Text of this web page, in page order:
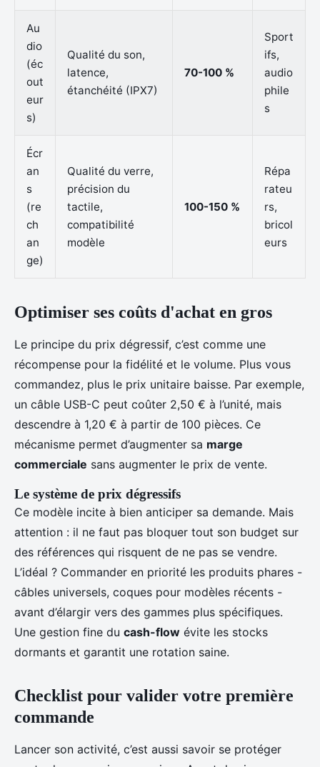
Au
dio
(éc
out
eur
s)
Qualité du son,
latence,
étanchéité (IPX7)
70-100 %
Sport
ifs,
audio
phile
s
Écr
an
s
(re
ch
an
ge)
Qualité du verre,
précision du
tactile,
compatibilité
modèle
100-150 %
Répa
rateu
rs,
bricol
eurs
Optimiser ses coûts d'achat en gros
Le principe du prix dégressif, c’est comme une
récompense pour la fidélité et le volume. Plus vous
commandez, plus le prix unitaire baisse. Par exemple,
un câble USB-C peut coûter 2,50 € à l’unité, mais
descendre à 1,20 € à partir de 100 pièces. Ce
mécanisme permet d’augmenter sa marge
commerciale sans augmenter le prix de vente.
Le système de prix dégressifs
Ce modèle incite à bien anticiper sa demande. Mais
attention : il ne faut pas bloquer tout son budget sur
des références qui risquent de ne pas se vendre.
L’idéal ? Commander en priorité les produits phares -
câbles universels, coques pour modèles récents -
avant d’élargir vers des gammes plus spécifiques.
Une gestion fine du cash-flow évite les stocks
dormants et garantit une rotation saine.
Checklist pour valider votre première
commande
Lancer son activité, c’est aussi savoir se protéger